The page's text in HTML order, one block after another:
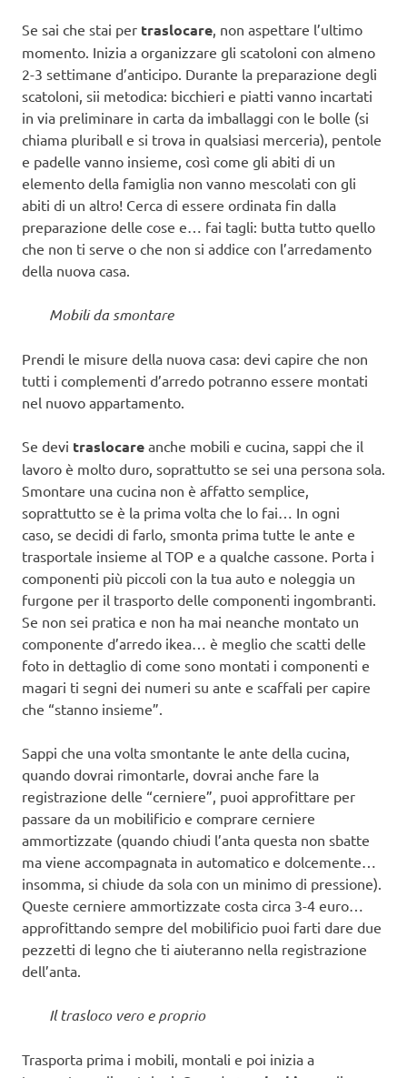
Se sai che stai per traslocare , non aspettare l’ultimo
momento. Inizia a organizzare gli scatoloni con almeno
2-3 settimane d’anticipo. Durante la preparazione degli
scatoloni, sii metodica: bicchieri e piatti vanno incartati
in via preliminare in carta da imballaggi con le bolle (si
chiama pluriball e si trova in qualsiasi merceria), pentole
e padelle vanno insieme, così come gli abiti di un
elemento della famiglia non vanno mescolati con gli
abiti di un altro! Cerca di essere ordinata fin dalla
preparazione delle cose e… fai tagli: butta tutto quello
che non ti serve o che non si addice con l’arredamento
della nuova casa.
Mobili da smontare
Prendi le misure della nuova casa: devi capire che non
tutti i complementi d’arredo potranno essere montati
nel nuovo appartamento.
Se devi traslocare anche mobili e cucina, sappi che il
lavoro è molto duro, soprattutto se sei una persona sola.
Smontare una cucina non è affatto semplice,
soprattutto se è la prima volta che lo fai… In ogni
caso, se decidi di farlo, smonta prima tutte le ante e
trasportale insieme al TOP e a qualche cassone. Porta i
componenti più piccoli con la tua auto e noleggia un
furgone per il trasporto delle componenti ingombranti.
Se non sei pratica e non ha mai neanche montato un
componente d’arredo ikea… è meglio che scatti delle
foto in dettaglio di come sono montati i componenti e
magari ti segni dei numeri su ante e scaffali per capire
che “stanno insieme”.
Sappi che una volta smontante le ante della cucina,
quando dovrai rimontarle, dovrai anche fare la
registrazione delle “cerniere”, puoi approfittare per
passare da un mobilificio e comprare cerniere
ammortizzate (quando chiudi l’anta questa non sbatte
ma viene accompagnata in automatico e dolcemente…
insomma, si chiude da sola con un minimo di pressione).
Queste cerniere ammortizzate costa circa 3-4 euro…
approfittando sempre del mobilificio puoi farti dare due
pezzetti di legno che ti aiuteranno nella registrazione
dell’anta.
Il trasloco vero e proprio
Trasporta prima i mobili, montali e poi inizia a